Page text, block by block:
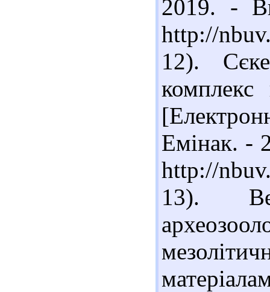
2019. -
http://
12).
Емінак. -
http://
13).